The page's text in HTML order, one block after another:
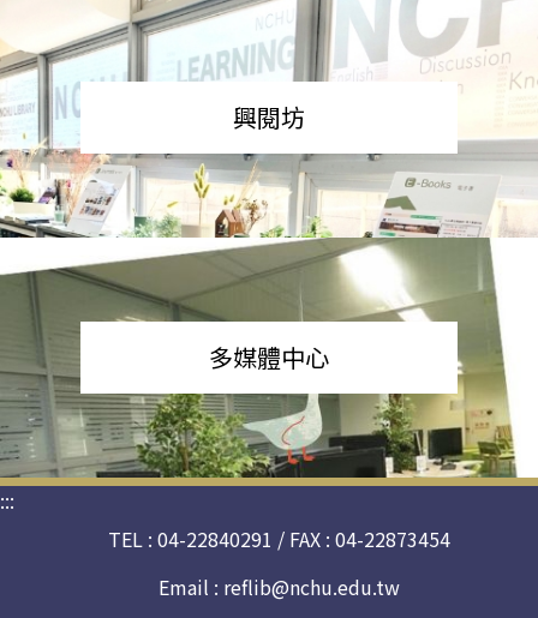
興閱坊
多媒體中心
:::
TEL : 04-22840291 / FAX : 04-22873454
Email : reflib@nchu.edu.tw